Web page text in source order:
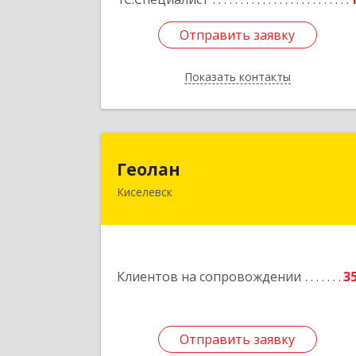
Отправить заявку
Показать контакты
Отправить заявку
Назад
Геолан
Киселевск
Клиентов на сопровождении
Отправить заявку
652700, Кемеровская обл, Киселевск г,
Отправить заявку